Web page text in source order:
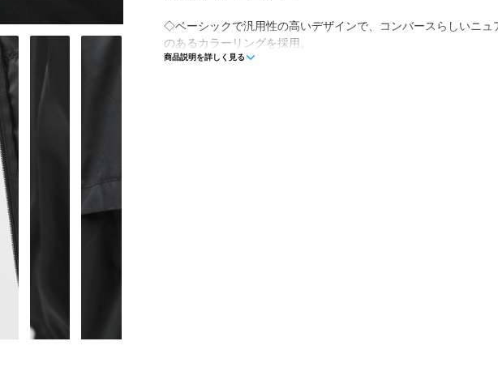
◇ベーシックで汎用性の高いデザインで、コンバースらしいニュ
のあるカラーリングを採用。
フード口はドローコード、裾はインゴム仕様。
商品説明を詳しく見る